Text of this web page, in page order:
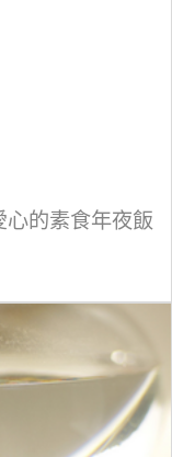
心的素食年夜飯